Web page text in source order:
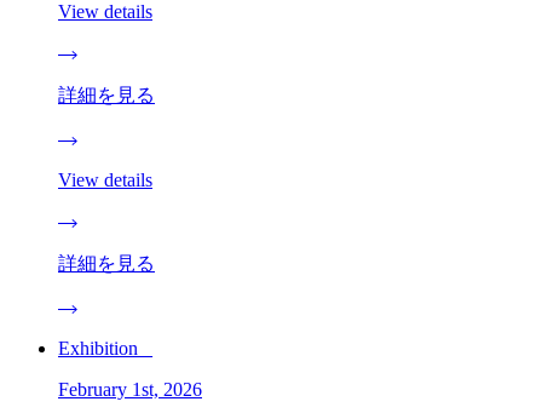
View details
詳細を見る
View details
詳細を見る
Exhibition _
February 1st, 2026